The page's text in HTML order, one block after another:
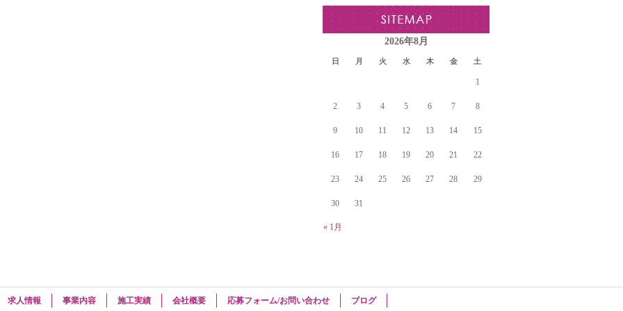
2026年8月
日 月 火 水 木 金 土
« 1月
1
2 3 4 5 6 7 8
9 10 11 12 13 14 15
16 17 18 19 20 21 22
23 24 25 26 27 28 29
30 31
求人情報 事業内容 施工実績 会社概要 応募フォーム/お問い合わせ ブログ